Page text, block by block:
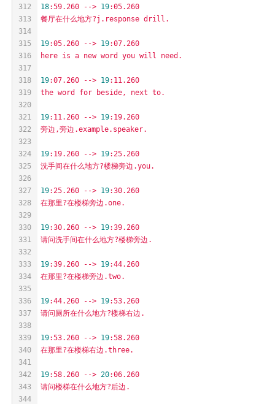
312
313
314
315
316
317
318
319
320
321
322
323
324
325
326
327
328
329
330
331
332
333
334
335
336
337
338
339
340
341
342
343
344
18:59.260 --> 19:05.260
餐厅在什么地方?j.response drill.
19:05.260 --> 19:07.260
here is a new word you will need.
19:07.260 --> 19:11.260
the word for beside, next to.
19:11.260 --> 19:19.260
旁边,旁边.example.speaker.
19:19.260 --> 19:25.260
洗手间在什么地方?楼梯旁边.you.
19:25.260 --> 19:30.260
在那里?在楼梯旁边.one.
19:30.260 --> 19:39.260
请问洗手间在什么地方?楼梯旁边.
19:39.260 --> 19:44.260
在那里?在楼梯旁边.two.
19:44.260 --> 19:53.260
请问厕所在什么地方?楼梯右边.
19:53.260 --> 19:58.260
在那里?在楼梯右边.three.
19:58.260 --> 20:06.260
请问楼梯在什么地方?后边.